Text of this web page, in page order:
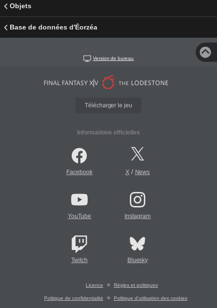
Objets
Base de données d'Éorzéa
Version de bureau
Télécharger le jeu
Informations officielles
Facebook X/ News
YouTube Instagram
Twitch Bluesky
Licence Règles et politiques
Politique de confidentialité Politique d'utilisation des cookies